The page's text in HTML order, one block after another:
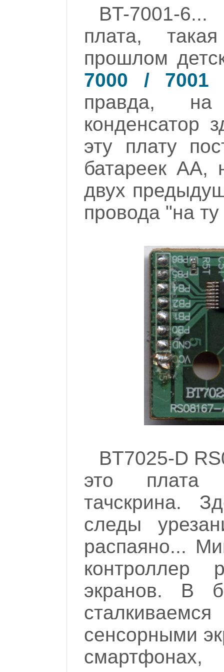
BT-7001-
плата,
прошлом
7000 / 7001
правда, на
конденсатор
эту плату
батареек
двух
провода "на
BT7025-D
это плата
тачскрина.
следы
распаяно...
контроллер
экранов. В
сенсорными